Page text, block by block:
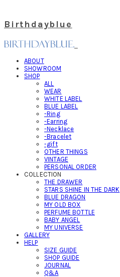
Birthdayblue
ABOUT
SHOWROOM
SHOP
ALL
WEAR
WHITE LABEL
BLUE LABEL
-Ring
-Earring
-Necklace
-Bracelet
-gift
OTHER THINGS
VINTAGE
PERSONAL ORDER
COLLECTION
THE DRAWER
STARS SHINE IN THE DARK
BLUE DRAGON
MY OLD BOX
PERFUME BOTTLE
BABY ANGEL
MY UNIVERSE
GALLERY
HELP
SIZE GUIDE
SHOP GUIDE
JOURNAL
Q&A